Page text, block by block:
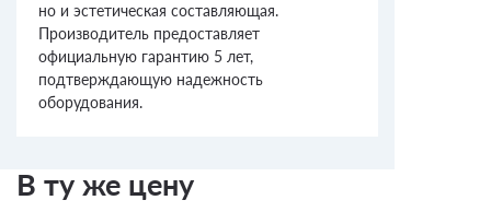
но и эстетическая составляющая.
Производитель предоставляет
официальную гарантию 5 лет,
подтверждающую надежность
оборудования.
В ту же цену